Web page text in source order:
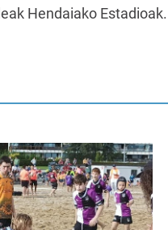
Hendaiako Estadioak.